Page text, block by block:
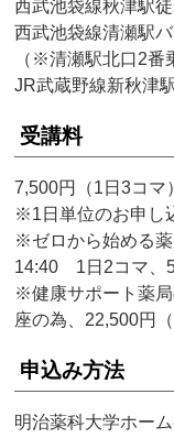
西武池袋線秋津駅
西武池袋線清瀬駅
（※清瀬駅北口2番
JR武蔵野線新秋津
受講料
7,500円（1日3コマ）
※1日単位のお申し
※ゼロから始める
14:40 1日2コマ、
※健康サポート薬
座の為、22,500円
申込み方法
明治薬科大学ホー